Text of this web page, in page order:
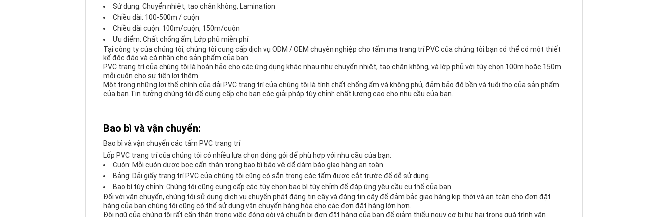
Sử dụng: Chuyển nhiệt, tạo chân không, Lamination
Chiều dài: 100-500m / cuộn
Chiều dài cuộn: 100m/cuộn, 150m/cuộn
Ưu điểm: Chất chống ẩm, Lớp phủ miễn phí
Tại công ty của chúng tôi, chúng tôi cung cấp dịch vụ ODM / OEM chuyên nghiệp cho tấm mạ trang trí PVC của chúng tôi.bạn có thể có một thiết
kế độc đáo và cá nhân cho sản phẩm của bạn.
PVC trang trí của chúng tôi là hoàn hảo cho các ứng dụng khác nhau như chuyển nhiệt, tạo chân không, và lớp phủ.với tùy chọn 100m hoặc 150m
mỗi cuộn cho sự tiện lợi thêm.
Một trong những lợi thế chính của dải PVC trang trí của chúng tôi là tính chất chống ẩm và không phủ, đảm bảo độ bền và tuổi thọ của sản phẩm
của bạn.Tin tưởng chúng tôi để cung cấp cho bạn các giải pháp tùy chỉnh chất lượng cao cho nhu cầu của bạn.
Bao bì và vận chuyển:
Bao bì và vận chuyển các tấm PVC trang trí
Lốp PVC trang trí của chúng tôi có nhiều lựa chọn đóng gói để phù hợp với nhu cầu của bạn:
Cuộn: Mỗi cuộn được bọc cẩn thận trong bao bì bảo vệ để đảm bảo giao hàng an toàn.
Bảng: Dải giấy trang trí PVC của chúng tôi cũng có sẵn trong các tấm được cắt trước để dễ sử dụng.
Bao bì tùy chỉnh: Chúng tôi cũng cung cấp các tùy chọn bao bì tùy chỉnh để đáp ứng yêu cầu cụ thể của bạn.
Đối với vận chuyển, chúng tôi sử dụng dịch vụ chuyển phát đáng tin cậy và đáng tin cậy để đảm bảo giao hàng kịp thời và an toàn cho đơn đặt
hàng của bạn.chúng tôi cũng có thể sử dụng vận chuyển hàng hóa cho các đơn đặt hàng lớn hơn.
Đội ngũ của chúng tôi rất cẩn thận trong việc đóng gói và chuẩn bị đơn đặt hàng của bạn để giảm thiểu nguy cơ bị hư hại trong quá trình vận